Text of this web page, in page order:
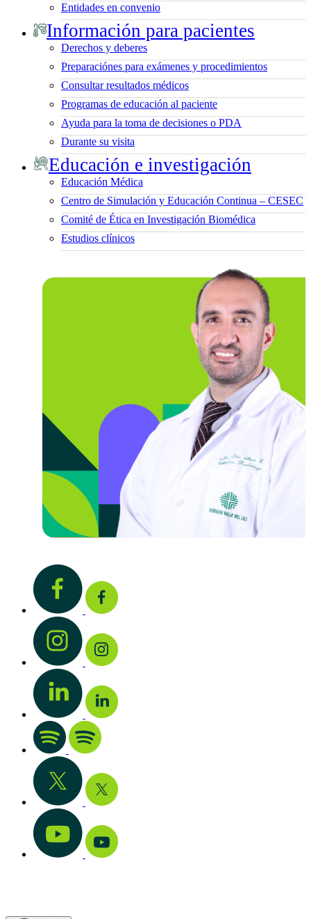
Entidades en convenio
Información para pacientes
Derechos y deberes
Preparaciónes para exámenes y procedimientos
Consultar resultados médicos
Programas de educación al paciente
Ayuda para la toma de decisiones o PDA
Durante su visita
Educación e investigación
Educación Médica
Centro de Simulación y Educación Continua – CESEC
Comité de Ética en Investigación Biomédica
Estudios clínicos